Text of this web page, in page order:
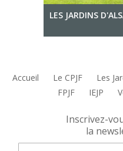
LES JARDINS
Accueil Le CPJF Les
FPJF
IEJP
Inscrivez-
la